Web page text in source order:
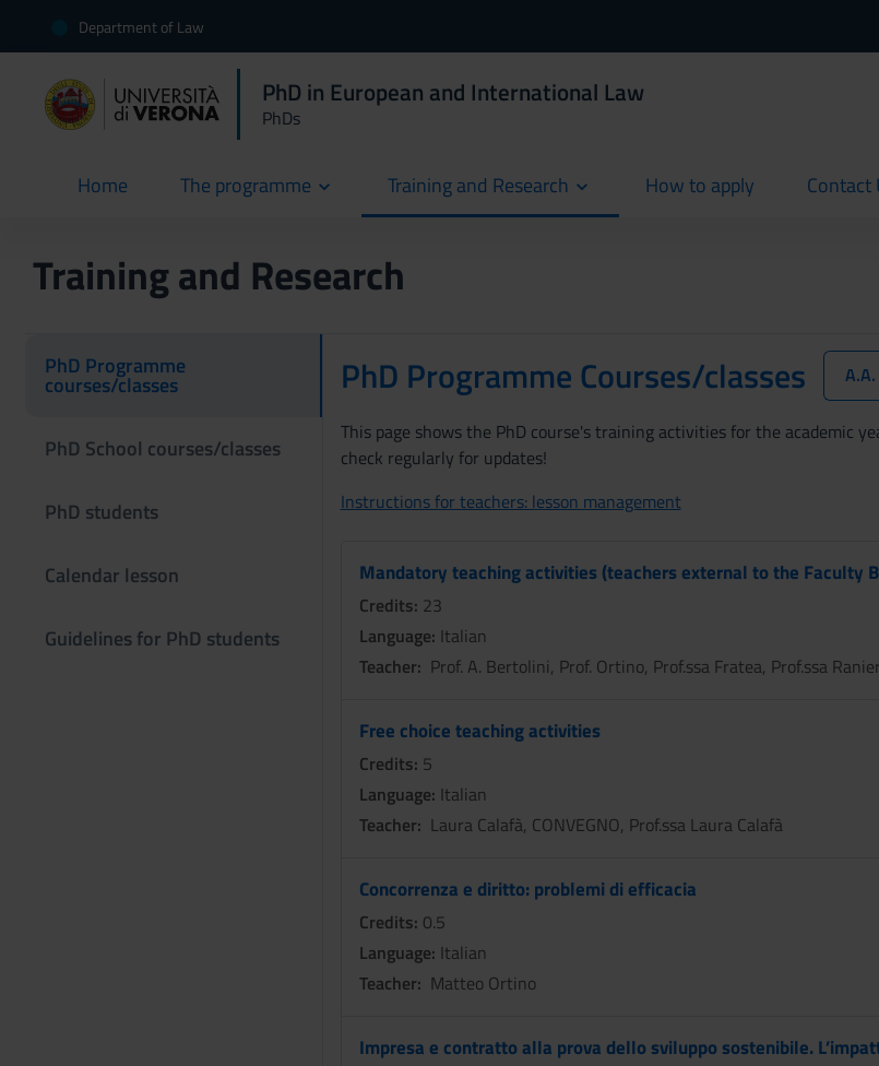
Department of Law
PhD in European and International Law
PhDs
Home
current The programme Training and Research How to apply
current Contact
current
Training and Research
PhD Programme
courses/classes
PhD School courses/classes
PhD students
Calendar lesson
Guidelines for PhD students
PhD Programme Courses/classes
This page shows the PhD course's training activities for the academic
check regularly for updates!
Instructions for teachers: lesson management
Mandatory teaching activities (teachers external to the Faculty
Credits: 23
Language: Italian
Teacher: Prof. A. Bertolini, Prof. Ortino, Prof.ssa Fratea, Prof.ssa
Free choice teaching activities
Credits: 5
Language: Italian
Teacher: Laura Calafà, CONVEGNO, Prof.ssa Laura Calafà
Concorrenza e diritto: problemi di efficacia
Credits: 0.5
Language: Italian
Teacher: Matteo Ortino
Impresa e contratto alla prova dello sviluppo sostenibile.